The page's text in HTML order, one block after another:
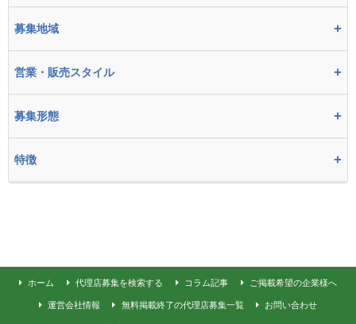
募集地域 +
営業・販売スタイル +
募集形態 +
特徴 +
ホーム 代理店募集を検索する コラム記事 ご掲載希望の企業様へ
運営会社情報 無料掲載終了の代理店募集一覧 お問い合わせ